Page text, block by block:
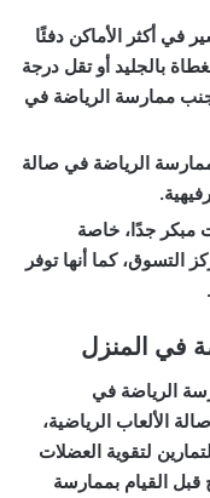
في أكثر الأماكن دفئًا
بالجليد أو تقل درجة
تجنب ممارسة الرياضة في
الرياضة في صالة
مبكر جدًا، خاصة
التسوق، كما أنها توفر
في المنزل
الرياضة في
الألعاب الرياضية،
لتقوية العضلات
القيام بممارسة